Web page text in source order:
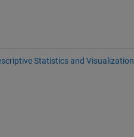
Statistics and Visualization